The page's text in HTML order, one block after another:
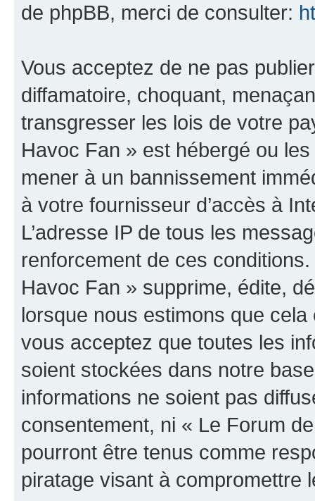
de phpBB, merci de consulter:
Vous acceptez de ne pas
diffamatoire, choquant,
transgresser les lois de votre
Havoc Fan » est hébergé ou
mener à un bannissement
à votre fournisseur d’accès à
L’adresse IP de tous les
renforcement de ces
Havoc Fan » supprime, édite,
lorsque nous estimons que cela
vous acceptez que toutes les
soient stockées dans notre
informations ne soient pas
consentement, ni « Le Forum
pourront être tenus comme
piratage visant à compromettre